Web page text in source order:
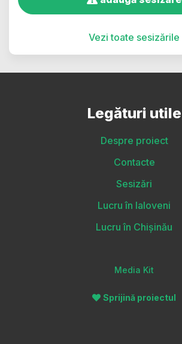
Vezi toate sesizările
Legături utile
Despre proiect
Contacte
Sesizări
Lucru în Ialoveni
Lucru în Chișinău
Media Kit
Sprijină proiectul